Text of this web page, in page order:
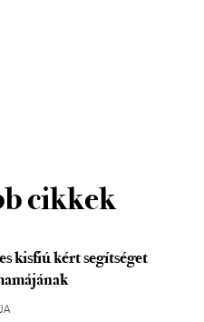
cikkek
kisfiú kért segítséget